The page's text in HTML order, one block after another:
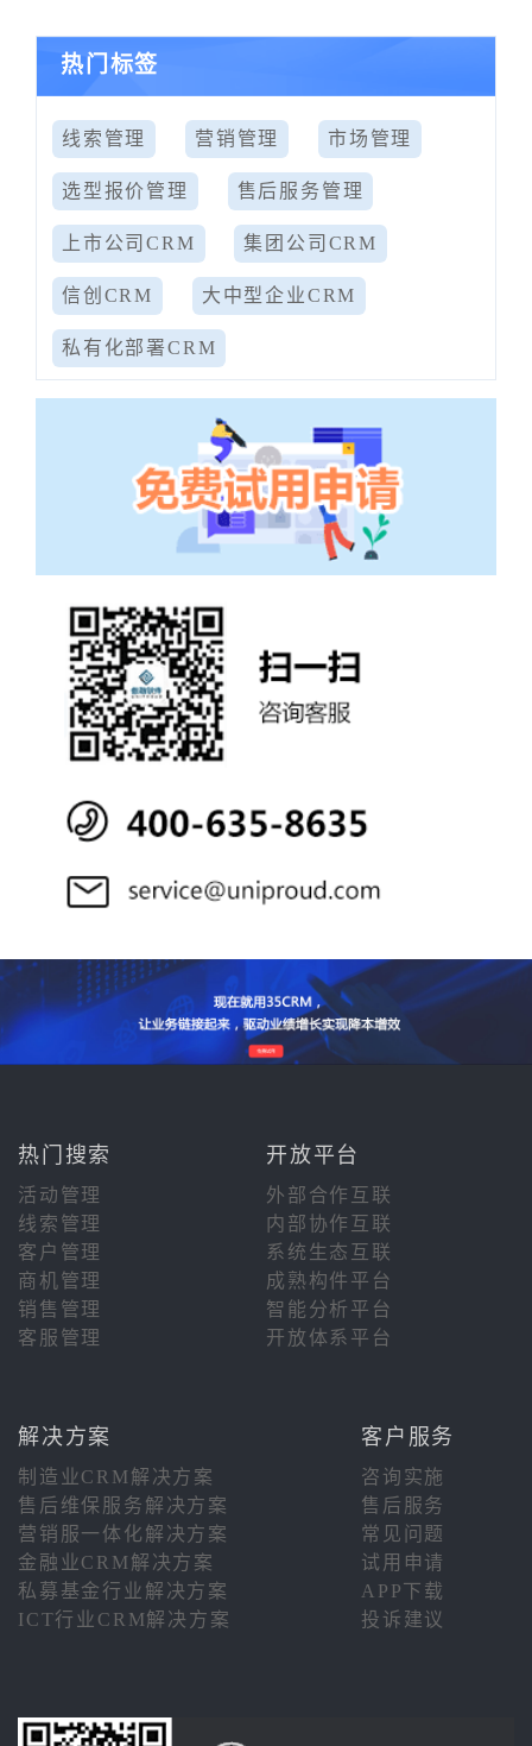
热门标签
线索管理 营销管理 市场管理
选型报价管理 售后服务管理
上市公司CRM 集团公司CRM
信创CRM 大中型企业CRM
私有化部署CRM
热门搜索 开放平台
活动管理
外部合作互联
线索管理
内部协作互联
客户管理
系统生态互联
商机管理
成熟构件平台
销售管理
智能分析平台
客服管理
开放体系平台
解决方案 客户服务
制造业CRM解决方案
咨询实施
售后维保服务解决方案
售后服务
营销服一体化解决方案
常见问题
金融业CRM解决方案
试用申请
私募基金行业解决方案
APP下载
ICT行业CRM解决方案
投诉建议